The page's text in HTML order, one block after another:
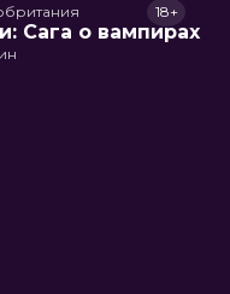
Сага о вампирах
18+